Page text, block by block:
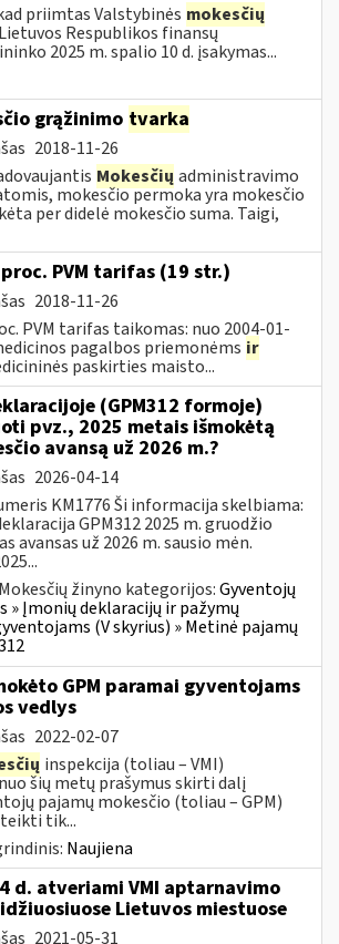
priimtas Valstybinės mokesčių
Respublikos finansų
2025 m. spalio 10 d. įsakymas...
grąžinimo tvarka
2018-11-26
Mokesčių administravimo
mokesčio permoka yra mokesčio
per didelė mokesčio suma. Taigi,
PVM tarifas (19 str.)
2018-11-26
PVM tarifas taikomas: nuo 2004-01-
pagalbos priemonėms ir
paskirties maisto...
(GPM312 formoje)
pvz., 2025 metais išmokėtą
avansą už 2026 m.?
2026-04-14
KM1776 Ši informacija skelbiama:
GPM312 2025 m. gruodžio
avansas už 2026 m. sausio mėn.
Mokesčių žinyno kategorijos:Gyventojų
» Įmonių deklaracijų ir pažymų
(V skyrius) » Metinė pajamų
GPM paramai gyventojams
vedlys
2022-02-07
inspekcija (toliau – VMI)
šių metų prašymus skirti dalį
pajamų mokesčio (toliau – GPM)
tik...
Naujiena
d. atveriami VMI aptarnavimo
Lietuvos miestuose
2021-05-31